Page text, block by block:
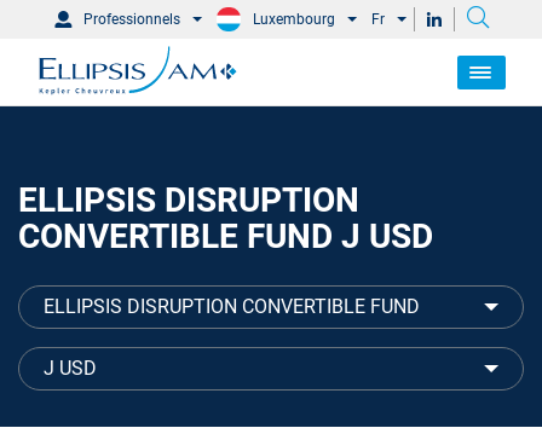
Professionnels Luxembourg Fr
ELLIPSIS DISRUPTION
CONVERTIBLE FUND J USD
ELLIPSIS DISRUPTION CONVERTIBLE FUND
J USD